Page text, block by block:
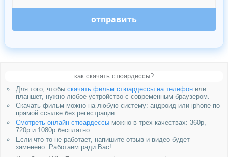
отправить
как скачать стюардессы?
Для того, чтобы скачать фильм стюардессы на телефонили
планшет, нужно любое устройство с современным браузером.
Скачать фильм можно на любую систему: андроид или iphone по
прямой ссылке без регистрации.
Смотреть онлайн стюардессыможно в трех качествах: 360p,
720p и 1080p бесплатно.
Если что-то не работает, напишите отзыв и видео будет
заменено. Работаем ради Вас!